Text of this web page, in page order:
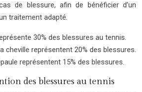
de blessure, afin de bénéficier d’un
traitement adapté.
30% des blessures au tennis.
cheville représentent 20% des blessures.
représentent 15% des blessures.
des blessures au tennis